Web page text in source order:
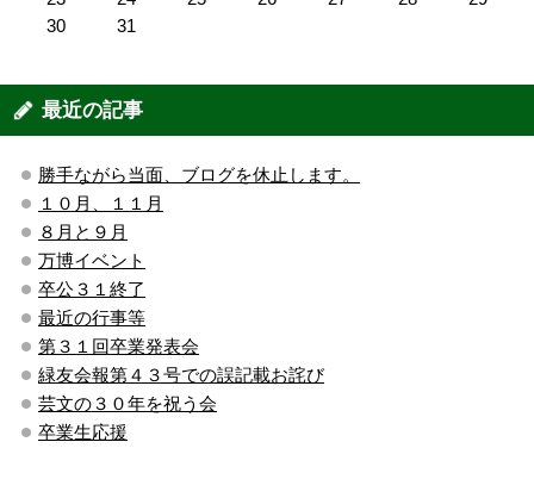
30
31
最近の記事
勝手ながら当面、ブログを休止します。
１０月、１１月
８月と９月
万博イベント
卒公３１終了
最近の行事等
第３１回卒業発表会
緑友会報第４３号での誤記載お詫び
芸文の３０年を祝う会
卒業生応援